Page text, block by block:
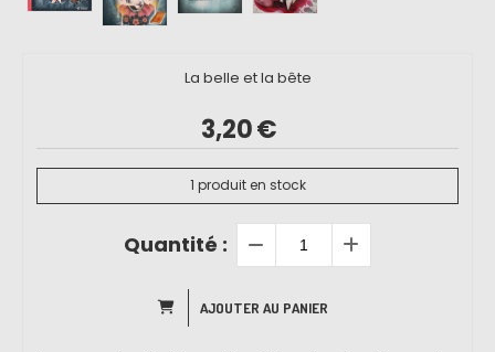
La belle et la bête
3,20€
1 produit en stock
Quantité :
AJOUTER AU PANIER